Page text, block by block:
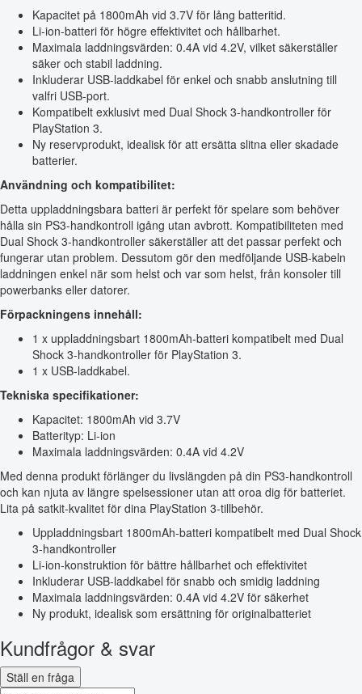
Kapacitet på 1800mAh vid 3.7V för lång batteritid.
Li-ion-batteri för högre effektivitet och hållbarhet.
Maximala laddningsvärden: 0.4A vid 4.2V, vilket säkerställer
säker och stabil laddning.
Inkluderar USB-laddkabel för enkel och snabb anslutning till
valfri USB-port.
Kompatibelt exklusivt med Dual Shock 3-handkontroller för
PlayStation 3.
Ny reservprodukt, idealisk för att ersätta slitna eller skadade
batterier.
Användning och kompatibilitet:
Detta uppladdningsbara batteri är perfekt för spelare som behöver
hålla sin PS3-handkontroll igång utan avbrott. Kompatibiliteten med
Dual Shock 3-handkontroller säkerställer att det passar perfekt och
fungerar utan problem. Dessutom gör den medföljande USB-kabeln
laddningen enkel när som helst och var som helst, från konsoler till
powerbanks eller datorer.
Förpackningens innehåll:
1 x uppladdningsbart 1800mAh-batteri kompatibelt med Dual
Shock 3-handkontroller för PlayStation 3.
1 x USB-laddkabel.
Tekniska specifikationer:
Kapacitet: 1800mAh vid 3.7V
Batterityp: Li-ion
Maximala laddningsvärden: 0.4A vid 4.2V
Med denna produkt förlänger du livslängden på din PS3-handkontroll
och kan njuta av längre spelsessioner utan att oroa dig för batteriet.
Lita på satkit-kvalitet för dina PlayStation 3-tillbehör.
Uppladdningsbart 1800mAh-batteri kompatibelt med Dual Shock
3-handkontroller
Li-ion-konstruktion för bättre hållbarhet och effektivitet
Inkluderar USB-laddkabel för snabb och smidig laddning
Maximala laddningsvärden: 0.4A vid 4.2V för säkerhet
Ny produkt, idealisk som ersättning för originalbatteriet
Kundfrågor & svar
Ställ en fråga